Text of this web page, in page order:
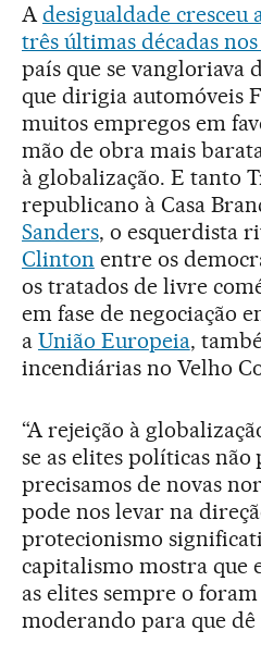
Adesigualdade cresceu
três últimas décadas
país que se vangloriava
que dirigia automóveis
muitos empregos em
mão de obra mais
à globalização. E tanto
republicano à Casa
Sanders, o esquerdista
Clinton entre os
os tratados de livre
em fase de negociação
a União Europeia,
incendiárias no Velho
“A rejeição à
se as elites políticas
precisamos de novas
pode nos levar na
protecionismo
capitalismo mostra que
as elites sempre o
moderando para que dê